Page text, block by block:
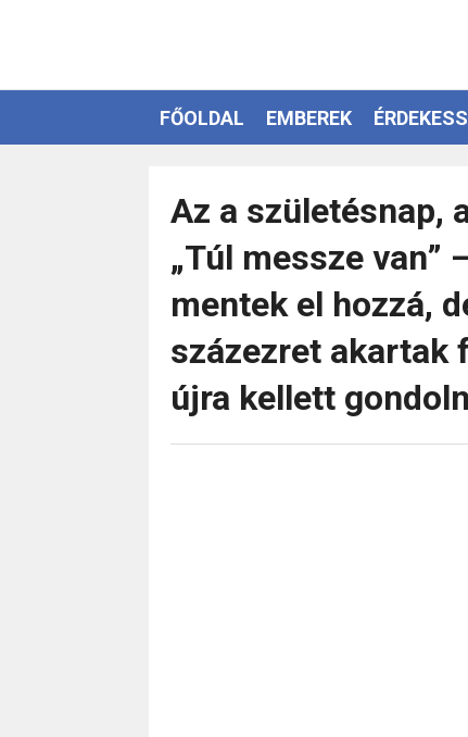
FŐOLDAL EMBEREK
Az a születésnap,
„Túl messze van”
mentek el hozzá,
százezret akartak
újra kellett